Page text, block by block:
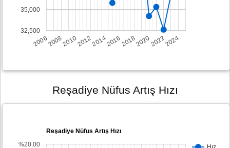
2006200820102012201420162018202020222024
32,500
35,000
Reşadiye Nüfus Artış Hızı
Reşadiye Nüfus Artış Hızı
%20.00